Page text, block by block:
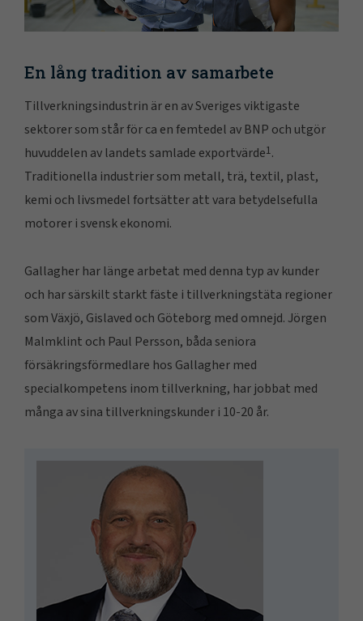
En lång tradition av samarbete
Tillverkningsindustrin är en av Sveriges viktigaste
sektorer som står för ca en femtedel av BNP och utgör
huvuddelen av landets samlade exportvärde1.
Traditionella industrier som metall, trä, textil, plast,
kemi och livsmedel fortsätter att vara betydelsefulla
motorer i svensk ekonomi.
Gallagher har länge arbetat med denna typ av kunder
och har särskilt starkt fäste i tillverkningstäta regioner
som Växjö, Gislaved och Göteborg med omnejd. Jörgen
Malmklint och Paul Persson, båda seniora
försäkringsförmedlare hos Gallagher med
specialkompetens inom tillverkning, har jobbat med
många av sina tillverkningskunder i 10-20 år.